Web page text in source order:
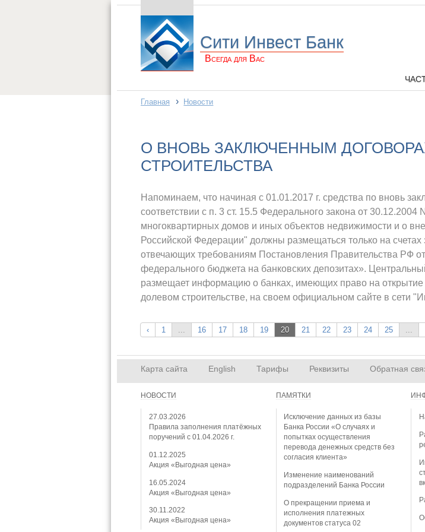
Сити Инвест Банк
Всегда для Вас
Главная › Новости
О ВНОВЬ ЗАКЛЮЧЕННЫМ
СТРОИТЕЛЬСТВА
Напоминаем, что начиная с 01.01.2017 г. средства по вновь
соответствии с п. 3 ст. 15.5 Федерального закона от
многоквартирных домов и иных объектов недвижимости и о
Российской Федерации" должны размещаться только на счетах
отвечающих требованиям Постановления Правительства РФ
федерального бюджета на банковских депозитах».
размещает информацию о банках, имеющих право на открытие
долевом строительстве, на своем официальном сайте в сети
‹ 1 ... 16 17 18 19 20 21 22 23 24 25 ...
Карта сайта English Тарифы Реквизиты Обратная
НОВОСТИ
27.03.2026
Правила заполнения платёжных
поручений с 01.04.2026 г.
01.12.2025
Акция «Выгодная цена»
16.05.2024
Акция «Выгодная цена»
30.11.2022
Акция «Выгодная цена»
ПАМЯТКИ
Исключение данных из базы
Банка России «О случаях и
попытках осуществления
перевода денежных средств без
согласия клиента»
Изменение наименований
подразделений Банка России
О прекращении приема и
исполнения платежных
документов статуса 02